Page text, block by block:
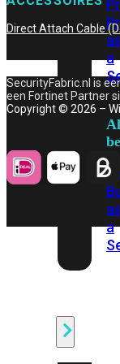
as
a
as
a
Direct Attach Cable
SecurityFabric.nl is
een Fortinet Partner
Copyright © 2026 –